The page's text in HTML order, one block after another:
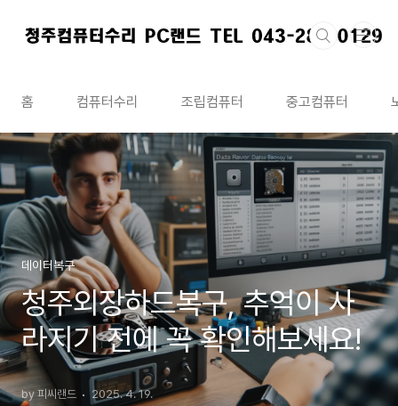
홈 컴퓨터수리 조립컴퓨터 중고컴퓨터
데이터복구
청주외장하드복구, 추억이 사
라지기 전에 꼭 확인해보세요!
by 피씨랜드 2025. 4. 19.